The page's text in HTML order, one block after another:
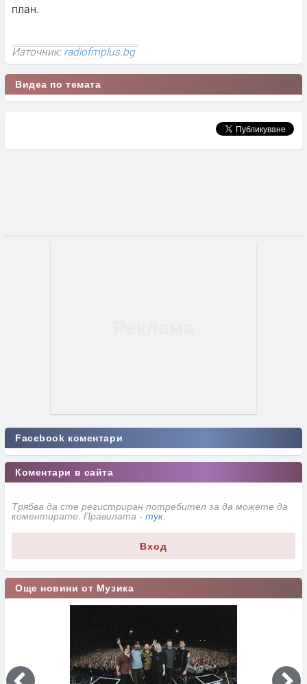
план.
Източник:radiofmplus.bg
Видеа по темата
Facebook коментари
Коментари в сайта
Трябва да сте регистриран потребител за да можете да
коментирате. Правилата - тук
Вход
Още новини от Музика